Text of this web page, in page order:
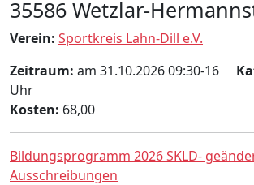
35586 Wetzlar-
Verein: Sportkreis Lahn-Dill e.V.
Zeitraum: am 31.10.2026 09:30-16
Uhr
Kosten: 68,00
Bildungsprogramm 2026 SKLD-
Ausschreibungen